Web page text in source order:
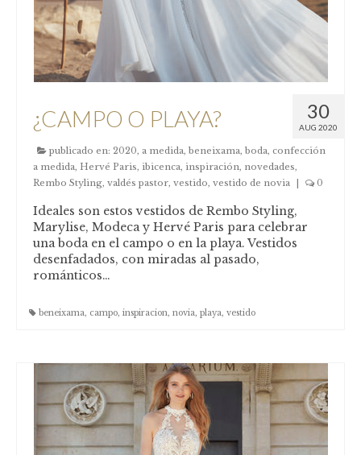
30
AUG 2020
¿CAMPO O PLAYA?
publicado en: 2020, a medida, beneixama, boda, confección
a medida, Hervé Paris, ibicenca, inspiración, novedades,
Rembo Styling, valdés pastor, vestido, vestido de novia 0
Ideales son estos vestidos de Rembo Styling,
Marylise, Modeca y Hervé Paris para celebrar
una boda en el campo o en la playa. Vestidos
desenfadados, con miradas al pasado,
románticos…
beneixama, campo, inspiracion, novia, playa, vestido